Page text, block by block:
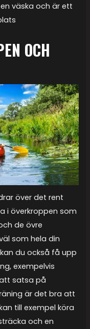
väska och är ett
OCH
över det rent
i överkroppen som
de övre
som hela din
du också få upp
exempelvis
satsa på
är det bra att
till exempel köra
och en